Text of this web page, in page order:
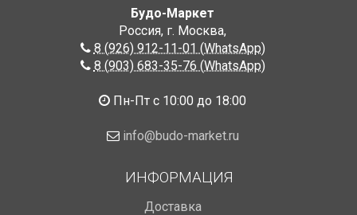
Будо-Маркет
Россия, г. Москва,
8 (926) 912-11-01 (WhatsApp)
8 (903) 683-35-76 (WhatsApp)
Пн-Пт с 10:00 до 18:00
info@budo-market.ru
ИНФОРМАЦИЯ
Доставка